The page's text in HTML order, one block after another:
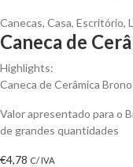
Canecas, Casa, Escritório,
Caneca de
Highlights:
Caneca de Cerâmica
Valor apresentado para o
de grandes quantidades
€4,78 C/ IVA